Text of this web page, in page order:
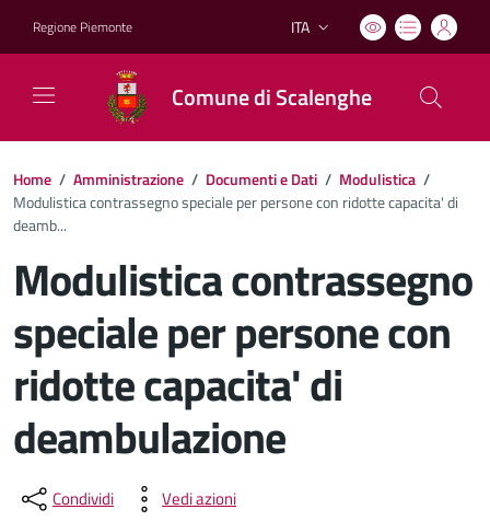
Regione Piemonte Lingua attiva:
ITA
Comune di Scalenghe
Home / Amministrazione / Documenti e Dati / Modulistica /
Modulistica contrassegno speciale per persone con ridotte capacita' di
deamb...
Modulistica contrassegno
speciale per persone con
ridotte capacita' di
deambulazione
Dettagli del documento
Condividi Vedi azioni